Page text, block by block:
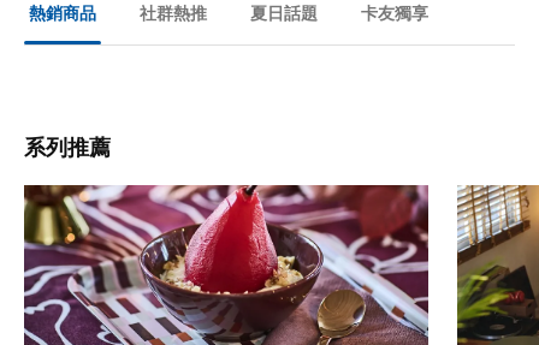
熱銷商品 社群熱推 夏日話題 卡友獨享
系列推薦